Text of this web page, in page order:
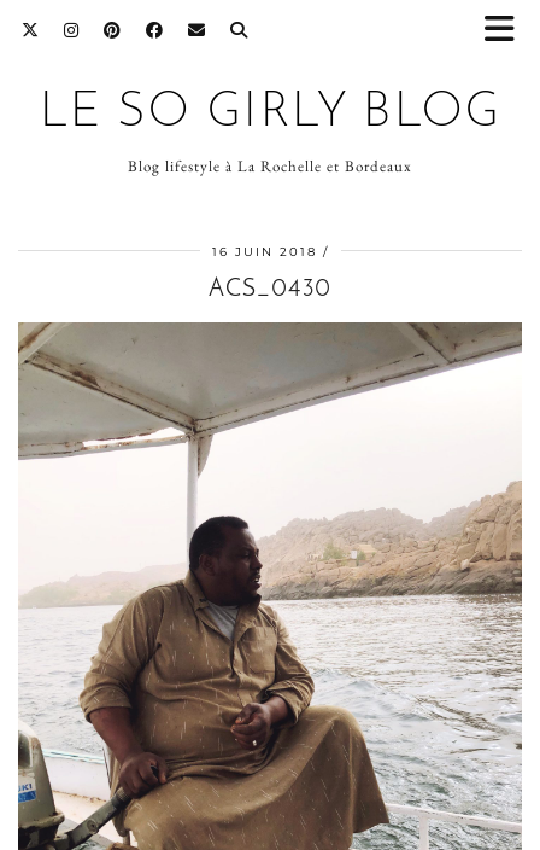
LE SO GIRLY BLOG
Blog lifestyle à La Rochelle et Bordeaux
16 JUIN 2018
ACS_0430